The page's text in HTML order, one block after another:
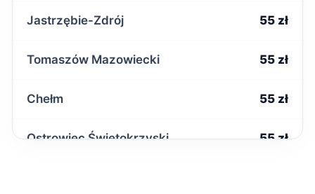
Jastrzębie-Zdrój 55 zł
Tomaszów Mazowiecki 55 zł
Chełm 55 zł
Ostrowiec Świętokrzyski 55 zł